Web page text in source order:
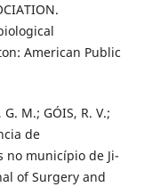
American Public
G. M.; GÓIS, R. V.;
de
no município de Ji-
of Surgery and